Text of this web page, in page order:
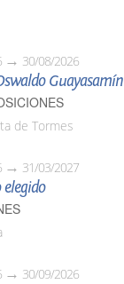
30/08/2026
Guayasamín
de Tormes
31/03/2027
30/09/2026